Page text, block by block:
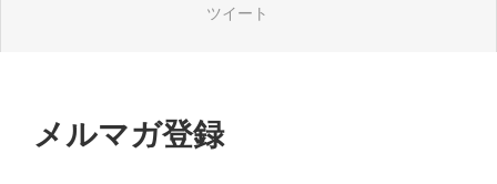
ツイート
メルマガ登録